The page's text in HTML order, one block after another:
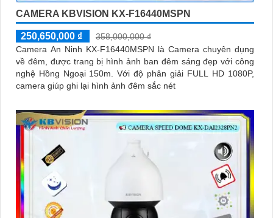
CAMERA KBVISION KX-F16440MSPN
250,650,000 ₫
358,000,000 ₫
Camera An Ninh KX-F16440MSPN là Camera chuyên dụng
về đêm, được trang bị hình ảnh ban đêm sáng đẹp với công
nghệ Hồng Ngoại 150m. Với độ phân giải FULL HD 1080P,
camera giúp ghi lại hình ảnh đêm sắc nét